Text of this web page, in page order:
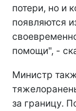
потери, но и
появляются
помощи", -
Министр
за границу.